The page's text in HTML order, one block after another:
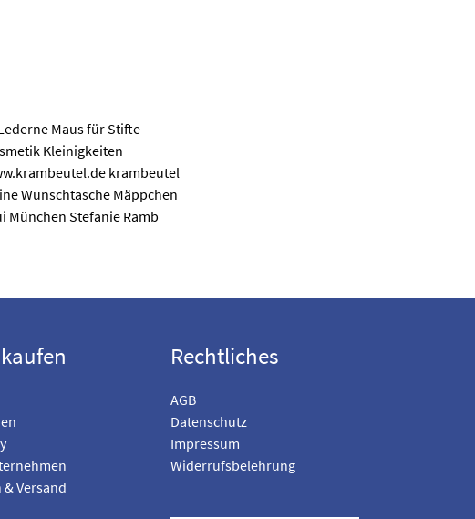
Versand
Rechtliches
AGB
Datenschutz
Impressum
Widerrufsbelehrung